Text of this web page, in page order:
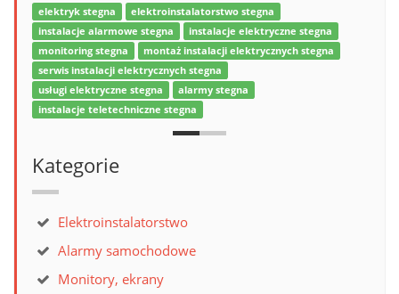
elektryk stegna
elektroinstalatorstwo stegna
instalacje alarmowe stegna
instalacje elektryczne stegna
monitoring stegna
montaż instalacji elektrycznych stegna
serwis instalacji elektrycznych stegna
usługi elektryczne stegna
alarmy stegna
instalacje teletechniczne stegna
Kategorie
Elektroinstalatorstwo
Alarmy samochodowe
Monitory, ekrany